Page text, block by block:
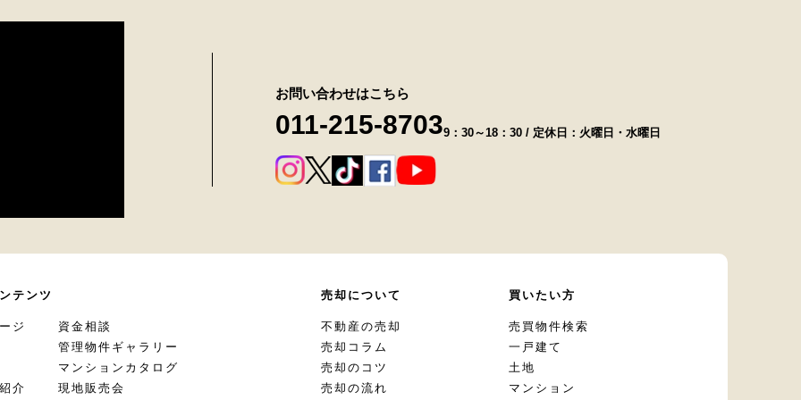
お問い合わせはこちら
011-215-87039：30～18：30 / 定休日：火曜日・水曜日
テンツ
ジ
介
資金相談
管理物件ギャラリー
マンションカタログ
現地販売会
売却について
不動産の売却
売却コラム
売却のコツ
売却の流れ
買いたい方
売買物件検索
一戸建て
土地
マンション